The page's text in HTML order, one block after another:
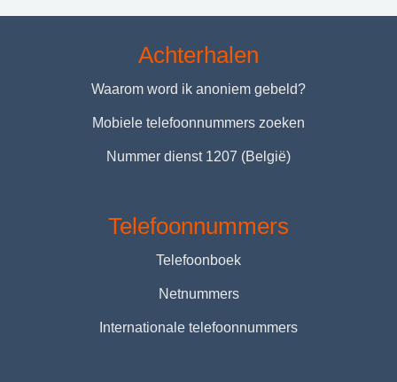
Achterhalen
Waarom word ik anoniem gebeld?
Mobiele telefoonnummers zoeken
Nummer dienst 1207 (België)
Telefoonnummers
Telefoonboek
Netnummers
Internationale telefoonnummers